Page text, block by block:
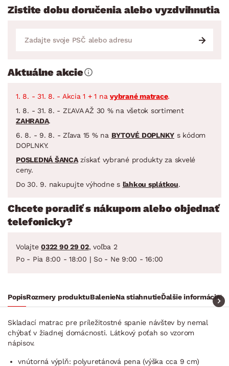
Zistite dobu doručenia alebo vyzdvihnutia
Aktuálne akcie
1. 8. - 31. 8. - Akcia 1 + 1 na vybrané matrace.
1. 8. - 31. 8. - ZĽAVA AŽ 30 % na všetok sortiment
ZAHRADA.
6. 8. - 9. 8. - Zľava 15 % na BYTOVÉ DOPLNKY s kódom
DOPLNKY.
POSLEDNÁ ŠANCAzískať vybrané produkty za skvelé
ceny.
Do 30. 9. nakupujte výhodne s ľahkou splátkou.
Chcete poradiť s nákupom alebo objednať
telefonicky?
Volajte 0322 90 29 02, voľba 2
Po - Pia 8:00 - 18:00 | So - Ne 9:00 - 16:00
PopisRozmery produktuBalenieNa stiahnutieĎalšie informácie
Skladací matrac pre príležitostné spanie návštev by nemal
chýbať v žiadnej domácnosti. Látkový poťah so vzorom
nápisov.
vnútorná výplň: polyuretánová pena (výška cca 9 cm)